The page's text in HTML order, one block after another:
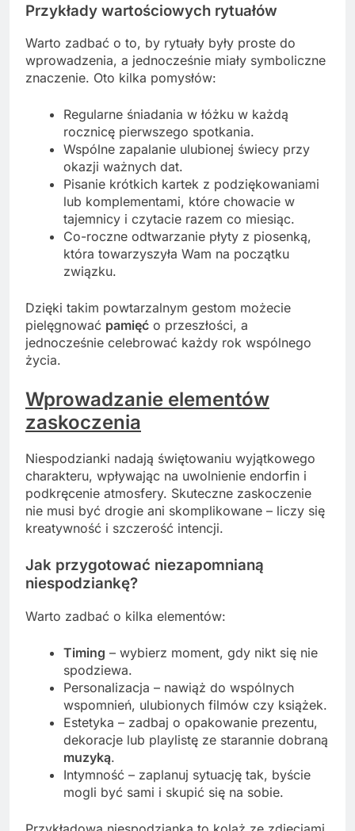
Przykłady wartościowych rytuałów
Warto zadbać o to, by rytuały były proste do
wprowadzenia, a jednocześnie miały symboliczne
znaczenie. Oto kilka pomysłów:
Regularne śniadania w łóżku w każdą
rocznicę pierwszego spotkania.
Wspólne zapalanie ulubionej świecy przy
okazji ważnych dat.
Pisanie krótkich kartek z podziękowaniami
lub komplementami, które chowacie w
tajemnicy i czytacie razem co miesiąc.
Co-roczne odtwarzanie płyty z piosenką,
która towarzyszyła Wam na początku
związku.
Dzięki takim powtarzalnym gestom możecie
pielęgnować pamięć o przeszłości, a
jednocześnie celebrować każdy rok wspólnego
życia.
Wprowadzanie elementów
zaskoczenia
Niespodzianki nadają świętowaniu wyjątkowego
charakteru, wpływając na uwolnienie endorfin i
podkręcenie atmosfery. Skuteczne zaskoczenie
nie musi być drogie ani skomplikowane – liczy się
kreatywność i szczerość intencji.
Jak przygotować niezapomnianą
niespodziankę?
Warto zadbać o kilka elementów:
Timing – wybierz moment, gdy nikt się nie
spodziewa.
Personalizacja – nawiąż do wspólnych
wspomnień, ulubionych filmów czy książek.
Estetyka – zadbaj o opakowanie prezentu,
dekoracje lub playlistę ze starannie dobraną
muzyką.
Intymność – zaplanuj sytuację tak, byście
mogli być sami i skupić się na sobie.